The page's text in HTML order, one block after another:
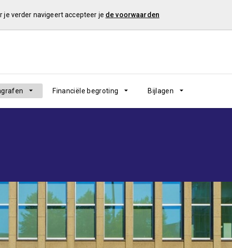
je verder navigeert accepteer je de voorwaarden
Financiële begroting Bijlagen